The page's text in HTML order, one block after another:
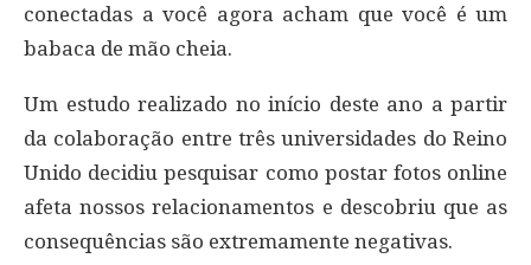
conectadas a você agora acham que você é um
babaca de mão cheia.
Um estudo realizado no início deste ano a partir
da colaboração entre três universidades do Reino
Unido decidiu pesquisar como postar fotos online
afeta nossos relacionamentos e descobriu que as
consequências são extremamente negativas.